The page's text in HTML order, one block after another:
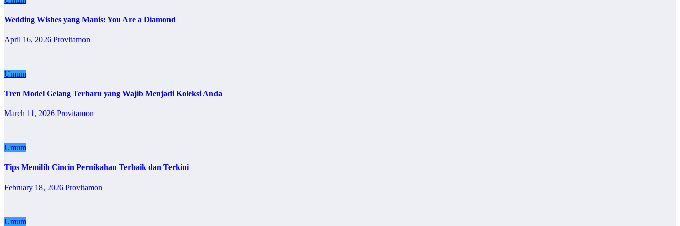
Wedding Wishes yang Manis: You Are a Diamond
April 16, 2026 Provitamon
Umum
Tren Model Gelang Terbaru yang Wajib Menjadi Koleksi Anda
March 11, 2026 Provitamon
Umum
Tips Memilih Cincin Pernikahan Terbaik dan Terkini
February 18, 2026 Provitamon
Umum